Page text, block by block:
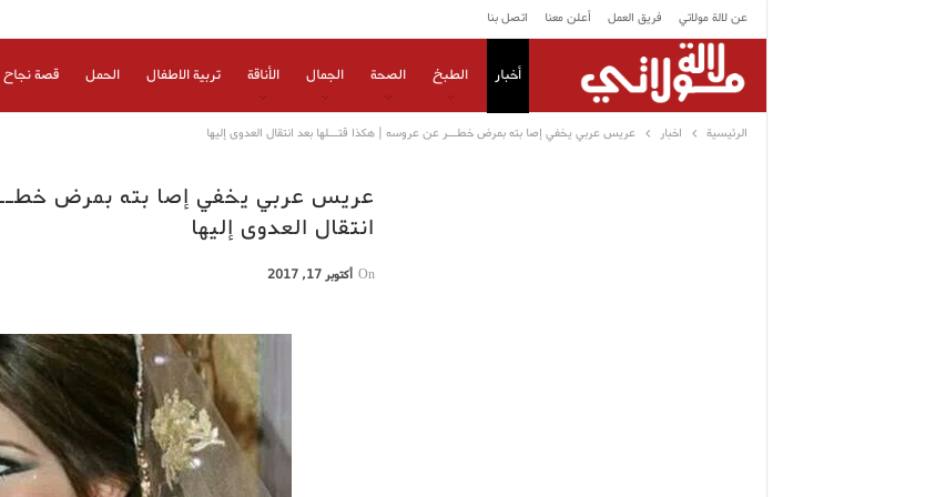
عن لالة مولاتي فريق العمل أعلن معنا اتصل بنا
أخبار الطبخ الصحة الجمال الأناقة تربية الاطفال الحمل قصة نجاح
الرئيسية اخبار عريس عربي يخفي إصا بته بمرض خطــر عن عروسه | هكذا قتــلها بعد انتقال العدوى إليها
عريس عربي يخفي إصا بته بمرض
انتقال العدوى إليها
On أكتوبر 17, 2017